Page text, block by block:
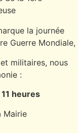
la journée
Guerre Mondiale,
militaires, nous
:
heures
Mairie